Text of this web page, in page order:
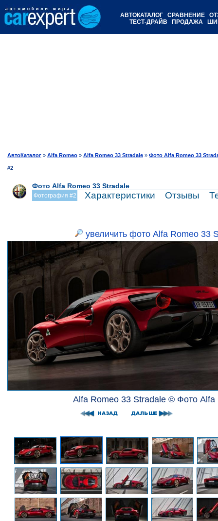
АВТОКАТАЛОГ СРАВНЕНИЕ
ТЕСТ-ДРАЙВ
ПРОДАЖА
АвтоКаталог » Alfa Romeo » Alfa Romeo 33 Stradale » Фото Alfa Romeo 33
#2
Фото Alfa Romeo 33 Stradale
Фотография #2 Характеристики Отзывы
увеличить фото Alfa Romeo 33
Alfa Romeo 33 Stradale © Фото Alfa